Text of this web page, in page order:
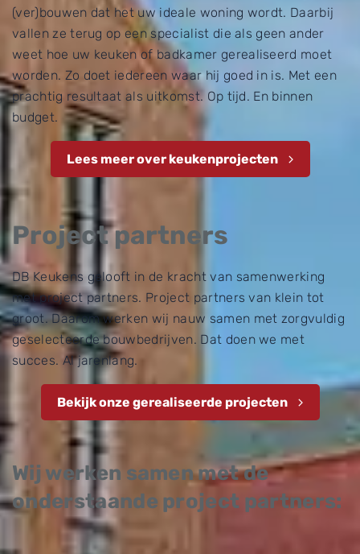
(ver)bouwen dat het uw ideale woning wordt. Daarbij
vallen ze terug op een specialist die als geen ander
weet hoe uw keuken of badkamer gerealiseerd moet
worden. Zo doet iedereen waar hij goed in is. Met een
prachtig resultaat als uitkomst. Op tijd. En binnen
budget.
Lees meer over keukenprojecten
Project partners
DB Keukens gelooft in de kracht van samenwerking
met project partners. Project partners van klein tot
groot. Daarom werken wij nauw samen met zorgvuldig
geselecteerde bouwbedrijven. Dat doen we met
succes. Al jarenlang.
Bekijk onze gerealiseerde projecten
Wij werken samen met de
onderstaande project partners: